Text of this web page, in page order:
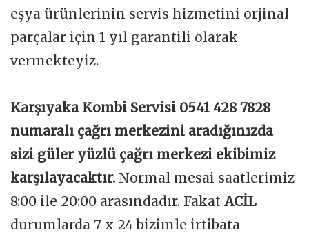
eşya ürünlerinin servis hizmetini orjinal
parçalar için 1 yıl garantili olarak
vermekteyiz.
Karşıyaka Kombi Servisi 0541 428 7828
numaralı çağrı merkezini aradığınızda
sizi güler yüzlü çağrı merkezi ekibimiz
karşılayacaktır. Normal mesai saatlerimiz
8:00 ile 20:00 arasındadır. Fakat ACİL
durumlarda 7 x 24 bizimle irtibata